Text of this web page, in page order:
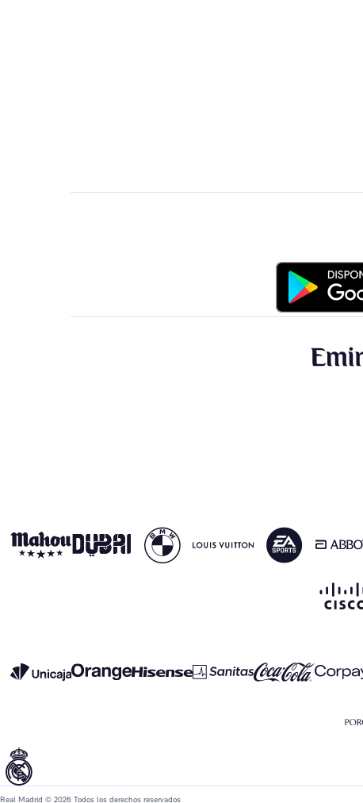
Real Madrid © 2026 Todos los derechos reservados